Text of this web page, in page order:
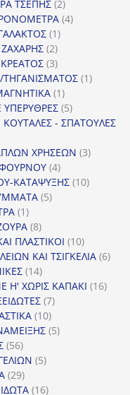
ΤΣΕΠΗΣ 22
προϊόντα
44
11
προϊόν
22
προϊόντα
33
προϊόντα
11
11
προϊόν
55
προϊόντα
- ΣΠΑΤΟΥΛΕΣ
ΧΡΗΣΕΩΝ 33
44
προϊόντα
ΚΑΤΑΨΥΞΗΣ 1010
55
11
προϊόν
88
προϊόντα
ΠΛΑΣΤΙΚΟΙ 1010
προϊόντα
ΚΑΙ ΤΣΙΓΚΕΛΙΑ 66
1414
προϊόντα
Η' ΧΩΡΙΣ ΚΑΠΑΚΙ 1616
77
1010
προϊόντα
55
5656
προϊόντα
55
2929
προϊόντα
1616